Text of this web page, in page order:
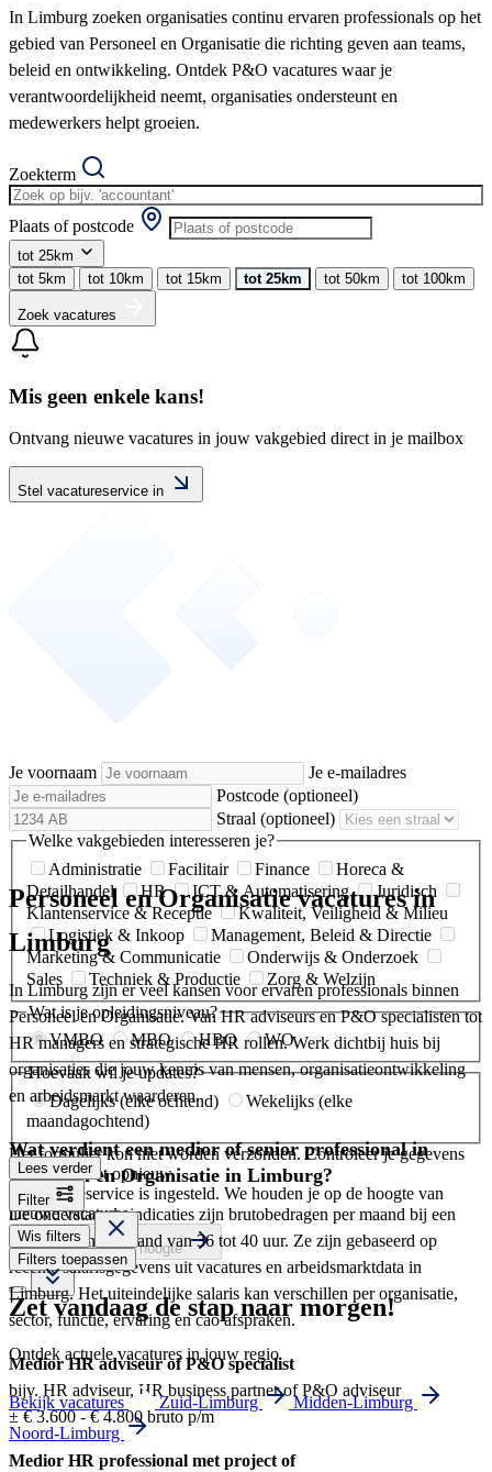
In Limburg zoeken organisaties continu ervaren professionals op het
gebied van Personeel en Organisatie die richting geven aan teams,
beleid en ontwikkeling. Ontdek P&O vacatures waar je
verantwoordelijkheid neemt, organisaties ondersteunt en
medewerkers helpt groeien.
Zoekterm
Plaats of postcode
tot 25km
tot 5km
tot 10km tot 15km tot 25km tot 50km tot 100km
Zoek vacatures
Mis geen enkele kans!
Ontvang nieuwe vacatures in jouw vakgebied direct in je mailbox
Stel vacatureservice in
Je voornaam
Je e-mailadres
Postcode (optioneel)
Straal (optioneel)
Welke vakgebieden interesseren je?
Administratie
Facilitair Finance
Horeca &
Detailhandel
HR ICT & Automatisering
Juridisch
Klantenservice & Receptie
Kwaliteit, Veiligheid & Milieu
Logistiek & Inkoop
Management, Beleid & Directie
Marketing & Communicatie
Onderwijs & Onderzoek
Sales
Techniek & Productie
Zorg & Welzijn
Wat is je opleidingsniveau?
VMBO
MBO HBO
WO
Hoevaak wil je updates?
Dagelijks (elke ochtend)
Wekelijks (elke
maandagochtend)
Het formulier kon niet worden verzonden. Controleer je gegevens
en probeer het opnieuw.
Je vacatureservice is ingesteld. We houden je op de hoogte van
nieuwe vacatures.
Ja, houd mij op de hoogte
Personeel en Organisatie vacatures in
Limburg
In Limburg zijn er veel kansen voor ervaren professionals binnen
Personeel en Organisatie. Van HR adviseurs en P&O specialisten tot
HR managers en strategische HR rollen. Werk dichtbij huis bij
organisaties die jouw kennis van mensen, organisatieontwikkeling
en arbeidsmarkt waarderen.
Wat verdient een medior of senior professional in
Personeel en Organisatie in Limburg?
De onderstaande indicaties zijn brutobedragen per maand bij een
fulltime dienstverband van 36 tot 40 uur. Ze zijn gebaseerd op
recente salarisgegevens uit vacatures en arbeidsmarktdata in
Limburg. Het uiteindelijke salaris kan verschillen per organisatie,
sector, functie, ervaring en cao afspraken.
Medior HR adviseur of P&O specialist
bijv. HR adviseur, HR business partner of P&O adviseur
± € 3.600 - € 4.800 bruto p/m
Medior HR professional met project of
Lees verder
Filter
Wis filters
Filters toepassen
Zet vandaag de stap naar morgen!
Ontdek actuele vacatures in jouw regio
Bekijk vacatures Zuid-Limburg
Midden-Limburg
Noord-Limburg